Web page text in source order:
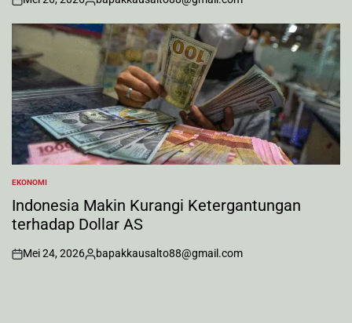
on
Posted
by
POSTED
IN
EKONOMI
Indonesia Makin Kurangi Ketergantungan
terhadap Dollar AS
on
Mei 24, 2026
Posted
bapakkausalto88@gmail.com